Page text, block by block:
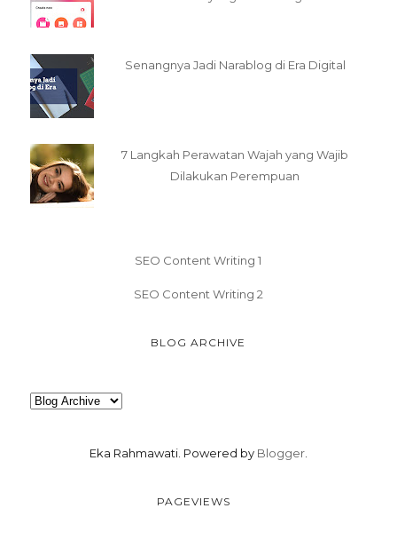
Senangnya Jadi Narablog di Era Digital
7 Langkah Perawatan Wajah yang Wajib
Dilakukan Perempuan
SEO Content Writing 1
SEO Content Writing 2
BLOG ARCHIVE
Eka Rahmawati. Powered by Blogger.
PAGEVIEWS